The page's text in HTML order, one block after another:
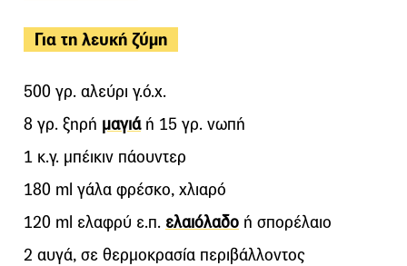
Για τη λευκή ζύμη
500 γρ. αλεύρι γ.ό.χ.
8 γρ. ξηρή μαγιάή 15 γρ. νωπή
1 κ.γ. μπέικιν πάουντερ
180 ml γάλα φρέσκο, χλιαρό
120 ml ελαφρύ ε.π. ελαιόλαδο ή σπορέλαιο
2 αυγά, σε θερμοκρασία περιβάλλοντος